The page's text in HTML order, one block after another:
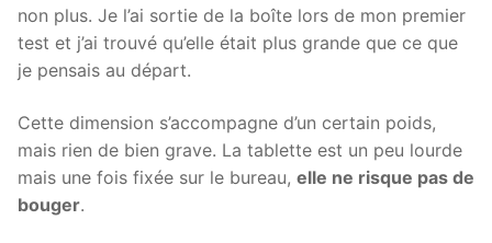
non plus. Je l’ai sortie de la boîte lors de mon premier
test et j’ai trouvé qu’elle était plus grande que ce que
je pensais au départ.
Cette dimension s’accompagne d’un certain poids,
mais rien de bien grave. La tablette est un peu lourde
mais une fois fixée sur le bureau, elle ne risque pas de
bouger.